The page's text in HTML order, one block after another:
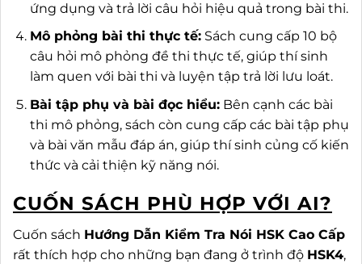
ứng dụng và trả lời câu hỏi hiệu quả trong bài thi.
Mô phỏng bài thi thực tế:Sách cung cấp 10 bộ
câu hỏi mô phỏng đề thi thực tế, giúp thí sinh
làm quen với bài thi và luyện tập trả lời lưu loát.
Bài tập phụ và bài đọc hiểu:Bên cạnh các bài
thi mô phỏng, sách còn cung cấp các bài tập phụ
và bài văn mẫu đáp án, giúp thí sinh củng cố kiến
thức và cải thiện kỹ năng nói.
CUỐN SÁCH PHÙ HỢP VỚI AI?
Cuốn sách Hướng Dẫn Kiểm Tra Nói HSK Cao Cấp
rất thích hợp cho những bạn đang ở trình độ HSK4,